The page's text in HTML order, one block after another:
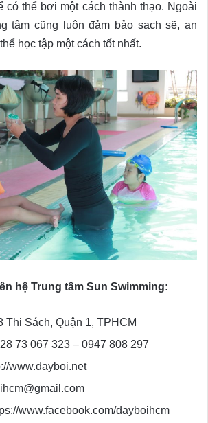
có thể bơi một cách thành thạo. Ngoài
tâm cũng luôn đảm bảo sạch sẽ, an
học tập một cách tốt nhất.
hệ Trung tâm Sun Swimming:
Thi Sách, Quận 1, TPHCM
73 067 323 – 0947 808 297
www.dayboi.net
www.facebook.com/dayboihcm